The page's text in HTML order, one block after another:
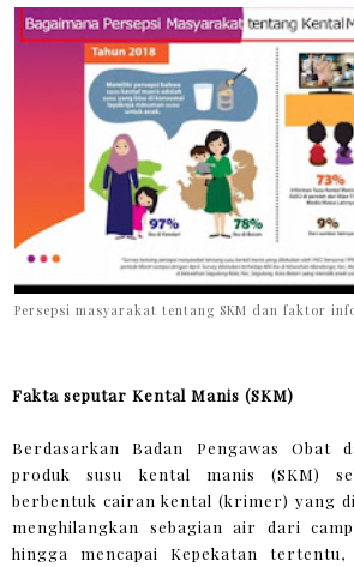
Persepsi masyarakat tentang SKM dan faktor
Fakta seputar Kental Manis (SKM)
Berdasarkan Badan Pengawas Obat
produk susu kental manis (SKM)
berbentuk cairan kental (krimer) yang
menghilangkan sebagian air dari
hingga mencapai Kepekatan